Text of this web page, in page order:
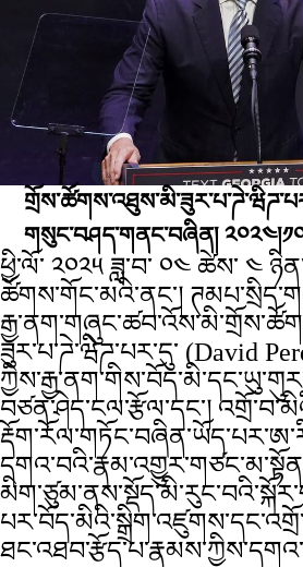
གསུང་བཤད་གནང་བཞིན།
ཕྱི་ལོ་ ༢༠༢༥ ཟླ་བ་ ༠༤ ཚེས་ ༤
ཚོགས་གོང་མའི་ནང་།
ཟུར་པ་ཌེ་ཝིཌ་པར་དུ་ (David
བཙན་ཤེད་ངལ་རྩོལ་དང་།